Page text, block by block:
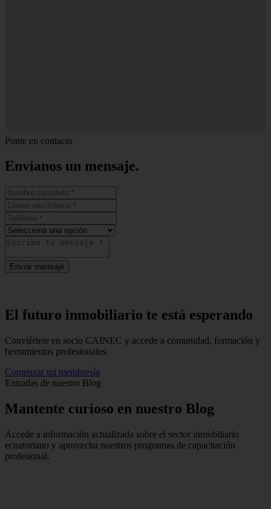
Ponte en contacto
Envíanos un mensaje.
Enviar mensaje
El futuro inmobiliario te está esperando
Conviértete en socio CAINEC y accede a comunidad, formación y
herramientas profesionales.
Comenzar mi membresía
Entradas de nuestro Blog
Mantente curioso en nuestro Blog
Accede a información actualizada sobre el sector inmobiliario
ecuatoriano y aprovecha nuestros programas de capacitación
profesional.